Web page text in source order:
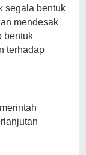
segala bentuk
mendesak
bentuk
terhadap